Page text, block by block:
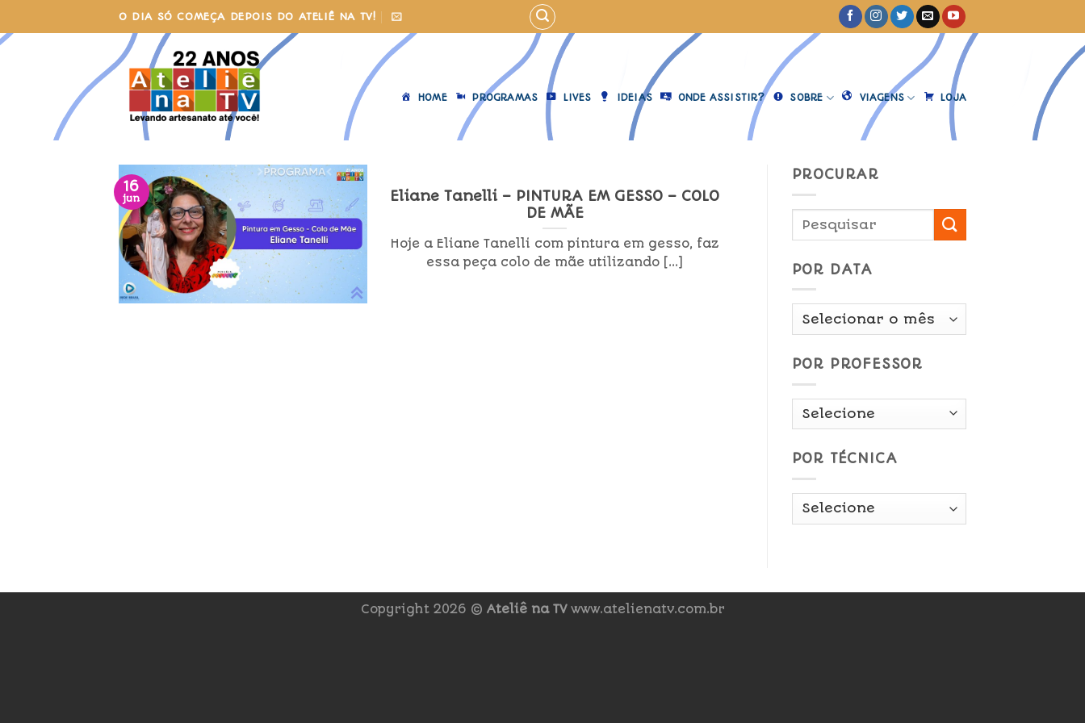
to
content
O DIA SÓ COMEÇA DEPOIS DO ATELIÊ NA TV!
HOME PROGRAMAS LIVES IDEIAS ONDE ASSISTIR? SOBRE VIAGENS LOJA
Eliane Tanelli – PINTURA EM GESSO – COLO
DE MÃE
Hoje a Eliane Tanelli com pintura em gesso, faz
essa peça colo de mãe utilizando [...]
16
jun
PROCURAR
POR DATA
Por
POR PROFESSOR
POR TÉCNICA
Copyright 2026 © Ateliê na TVwww.atelienatv.com.br